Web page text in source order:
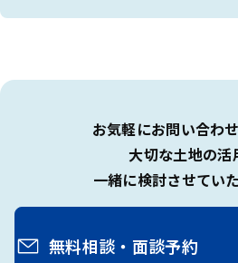
お気軽にお問い合わ
大切な土地の活
一緒に検討させてい
無料相談・ 面談予約